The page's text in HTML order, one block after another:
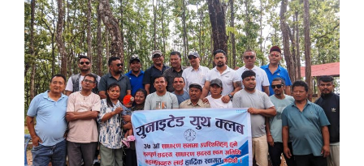
प्रबास
देश
स्वास्थ्य
जापान